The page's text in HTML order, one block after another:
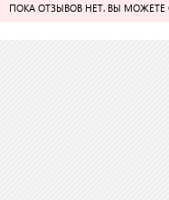
ПОКА ОТЗЫВОВ НЕТ. ВЫ МОЖЕТЕ